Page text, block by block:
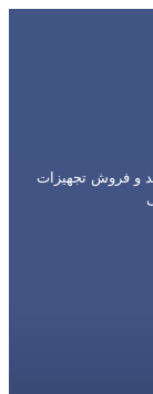
و فروش تجهیزات